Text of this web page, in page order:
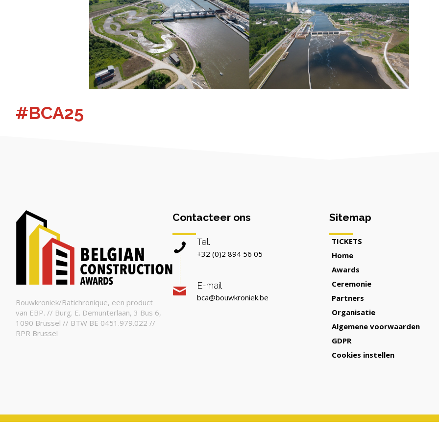
#BCA25
Bouwkroniek/Batichronique, een product
van EBP. // Burg. E. Demunterlaan, 3 Bus 6,
1090 Brussel // BTW BE 0451.979.022 //
RPR Brussel
Contacteer ons
Tel.
+32 (0)2 894 56 05
E-mail
bca@bouwkroniek.be
Sitemap
TICKETS
Home
Awards
Ceremonie
Partners
Organisatie
Algemene voorwaarden
GDPR
Cookies instellen